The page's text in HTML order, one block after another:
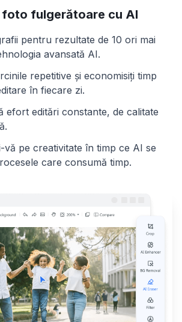
foto fulgerătoare cu AI
pentru rezultate de 10 ori mai
avansată AI.
repetitive și economisiți timp
în fiecare zi.
efort editări constante, de calitate
vă pe creativitate în timp ce AI se
care consumă timp.